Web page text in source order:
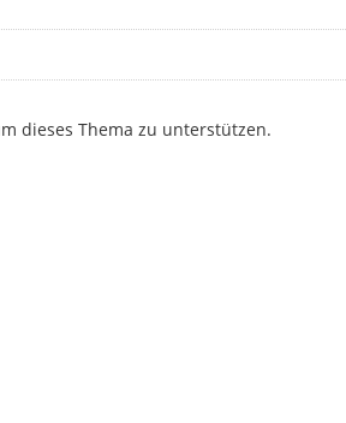
dieses Thema zu unterstützen.